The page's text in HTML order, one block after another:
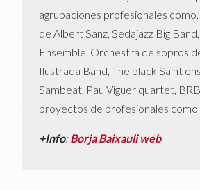
agrupaciones profesionales
de Albert Sanz, Sedajazz Big
Ensemble, Orchestra de sopros
Ilustrada Band, The black Saint
Sambeat, Pau Viguer quartet,
proyectos de profesionales como
+Info:Borja Baixauli web